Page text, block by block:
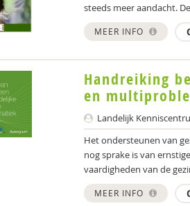
steeds meer aandacht.
MEER INFO
Handreiking
en
Landelijk
Het ondersteunen van
nog sprake is van
vaardigheden van de
MEER INFO